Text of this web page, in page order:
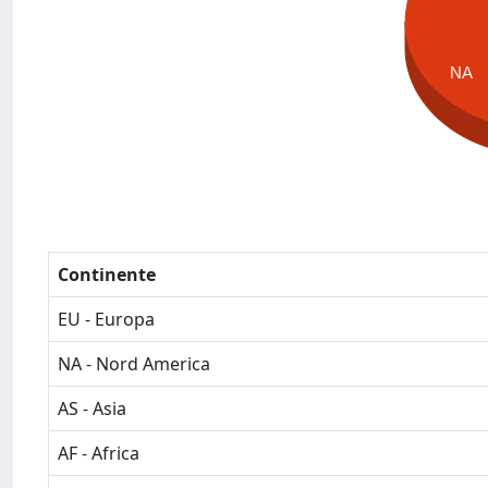
NA
Continente
EU - Europa
NA - Nord America
AS - Asia
AF - Africa